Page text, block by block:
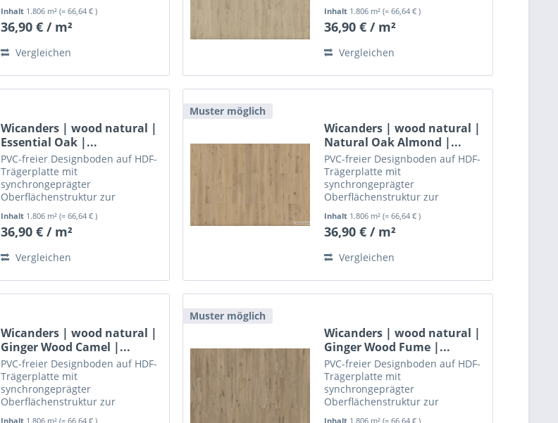
Verlegung.
Inhalt 1.806 m²(= 66,64 € )
36,90 € / m²
Vergleichen
Verlegung.
Inhalt 1.806 m²(= 66,64 € )
36,90 € / m²
Vergleichen
Wicanders | wood natural |
Essential Oak |...
PVC-freier Designboden auf HDF-
Trägerplatte mit
synchrongeprägter
Oberflächenstruktur zur
Verlegung.
Inhalt 1.806 m²(= 66,64 € )
36,90 € / m²
Vergleichen
Muster möglich
Wicanders | wood natural |
Natural Oak Almond |...
PVC-freier Designboden auf HDF-
Trägerplatte mit
synchrongeprägter
Oberflächenstruktur zur
Verlegung.
Inhalt 1.806 m²(= 66,64 € )
36,90 € / m²
Vergleichen
Wicanders | wood natural |
Ginger Wood Camel |...
PVC-freier Designboden auf HDF-
Trägerplatte mit
synchrongeprägter
Oberflächenstruktur zur
Inhalt 1.806 m²(= 66,64 € )
Muster möglich
Wicanders | wood natural |
Ginger Wood Fume |...
PVC-freier Designboden auf HDF-
Trägerplatte mit
synchrongeprägter
Oberflächenstruktur zur
Inhalt 1.806 m²(= 66,64 € )